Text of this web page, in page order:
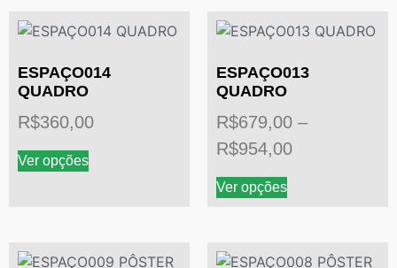
ESPAÇO014
QUADRO
R$360,00
Ver opções
ESPAÇO013
QUADRO
R$679,00 –
R$954,00
Ver opções